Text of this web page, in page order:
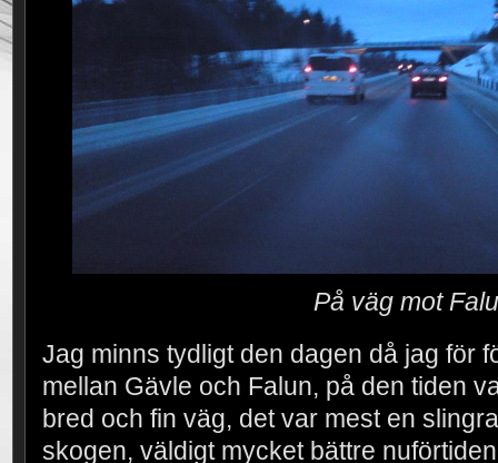
På väg mot
Jag minns tydligt den dagen då jag för
mellan Gävle och Falun, på den tiden
bred och fin väg, det var mest en
skogen, väldigt mycket bättre